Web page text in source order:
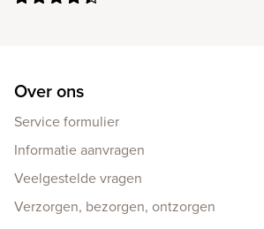
Over ons
Service formulier
Informatie aanvragen
Veelgestelde vragen
Verzorgen, bezorgen, ontzorgen